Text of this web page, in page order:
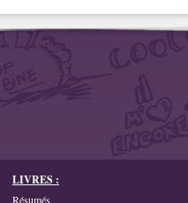
LIVRES :
Résumés